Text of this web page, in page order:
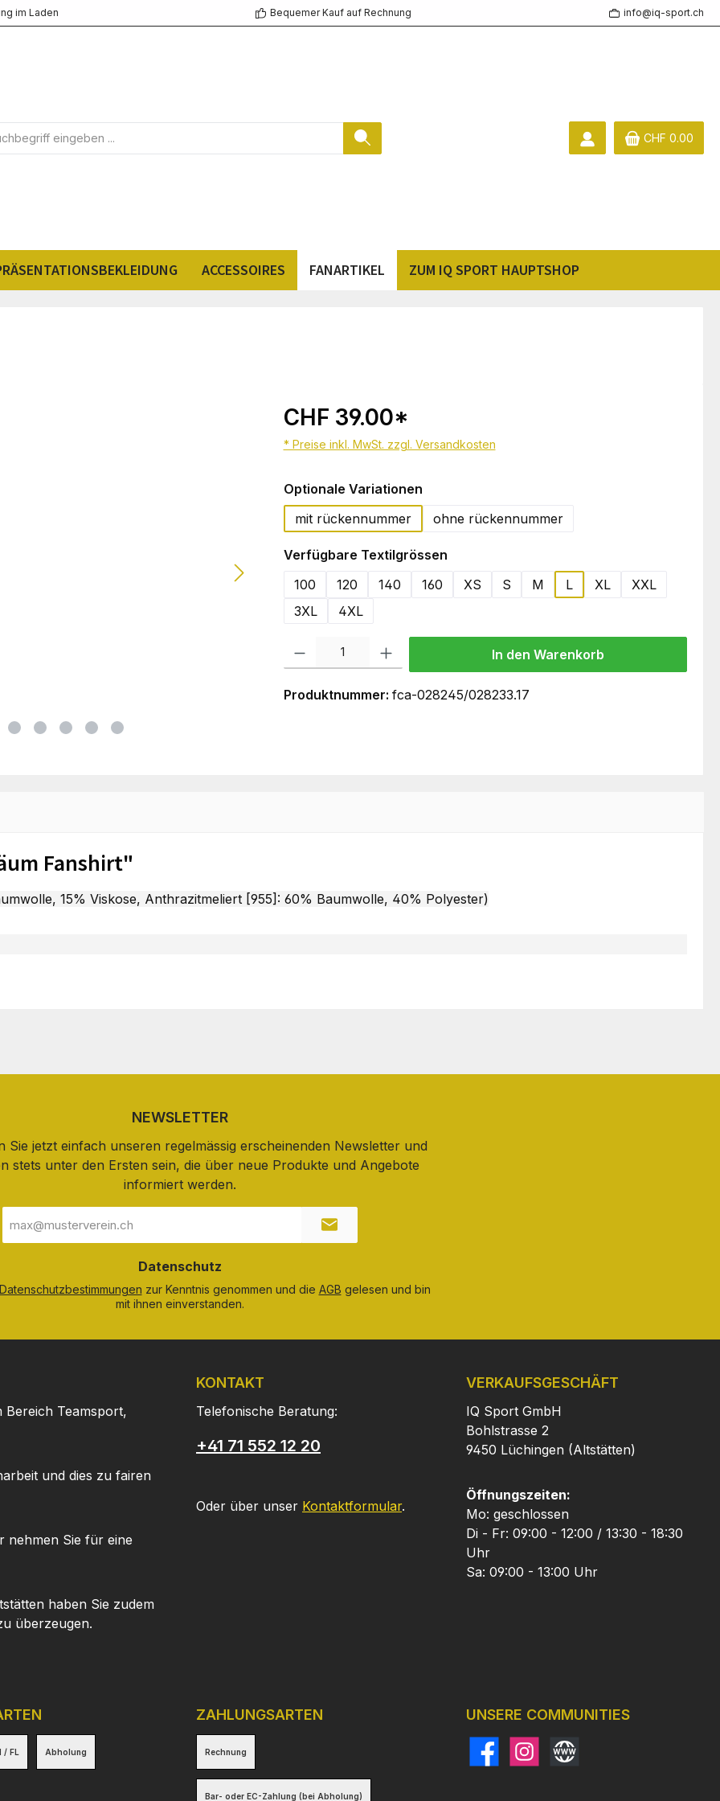
im Laden Bequemer Kauf auf Rechnung info@iq-sport.ch
CHF 0.00
ACCESSOIRES FANARTIKEL ZUM IQ SPORT HAUPTSHOP
CHF 39.00*
* Preise inkl. MwSt. zzgl. Versandkosten
Optionale Variationenauswählen
mit rückennummer
ohne rückennummer
Verfügbare Textilgrössenauswählen
100
120 140 160 XS S M L XL
XXL
3XL
4XL
In den Warenkorb
Produktnummer: fca-028245/028233.17
Fanshirt"
15% Viskose, Anthrazitmeliert [955]: 60% Baumwolle, 40% Polyester)
NEWSLETTER
Sie jetzt einfach unseren regelmässig erscheinenden Newsletter und
stets unter den Ersten sein, die über neue Produkte und Angebote
informiert werden.
Mail-
Adresse
Datenschutz
Datenschutzbestimmungen zur Kenntnis genommen und die AGB gelesen und bin
mit ihnen einverstanden.
Bereich Teamsport,
und dies zu fairen
nehmen Sie für eine
haben Sie zudem
überzeugen.
KONTAKT
Telefonische Beratung:
+41 71 552 12 20
Oder über unser Kontaktformular.
VERKAUFSGESCHÄFT
IQ Sport GmbH
Bohlstrasse 2
9450 Lüchingen (Altstätten)
Öffnungszeiten:
Mo: geschlossen
Di - Fr: 09:00 - 12:00 / 13:30 - 18:30
Uhr
Sa: 09:00 - 13:00 Uhr
/ FL Abholung
ZAHLUNGSARTEN
Rechnung
Bar- oder EC-Zahlung (bei Abholung)
UNSERE COMMUNITIES
FacebookInstagramWebsite